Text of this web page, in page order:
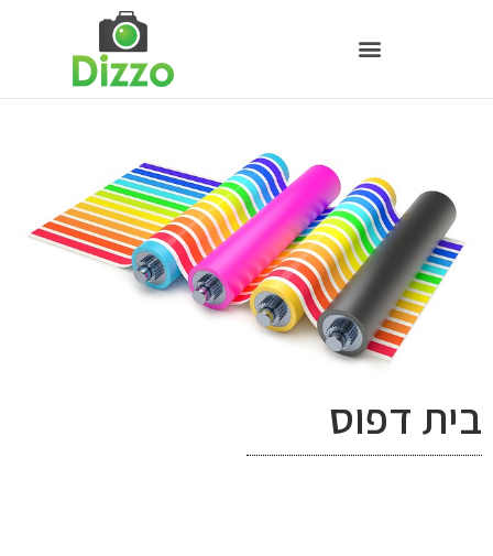
בית דפוס